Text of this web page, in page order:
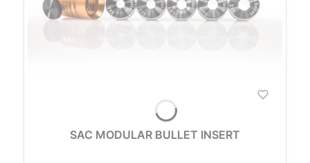
SAC MODULAR BULLET INSERT